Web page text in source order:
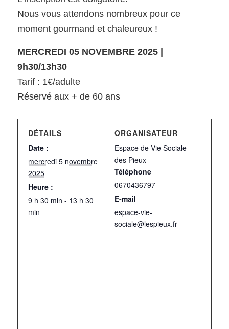
Nous vous attendons nombreux pour ce
moment gourmand et chaleureux !
MERCREDI 05 NOVEMBRE 2025 |
9h30/13h30
Tarif : 1€/adulte
Réservé aux + de 60 ans
DÉTAILS
Date :
mercredi 5 novembre
2025
Heure :
9 h 30 min - 13 h 30
min
ORGANISATEUR
Espace de Vie Sociale
des Pieux
Téléphone
0670436797
E-mail
espace-vie-
sociale@lespieux.fr